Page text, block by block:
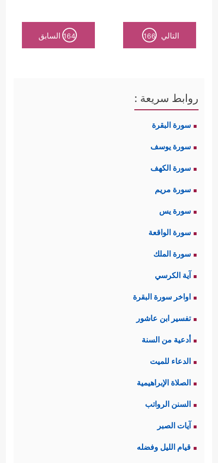
التالي 166
164 السابق
روابط سريعة :
سورة البقرة
سورة يوسف
سورة الكهف
سورة مريم
سورة يس
سورة الواقعة
سورة الملك
آية الكرسي
اواخر سورة البقرة
تفسير ابن عاشور
أدعية من السنة
الدعاء للميت
الصلاة الإبراهيمية
السنن الرواتب
آيات الصبر
قيام الليل وفضله